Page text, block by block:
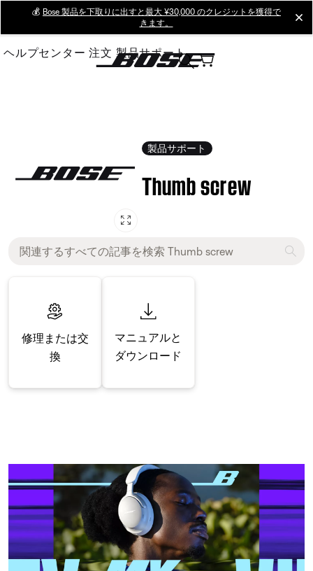
Main
💰 Bose 製品を下取りに出すと最大 ¥30,000 のクレジットを獲得で
きます。
ヘルプセンター 注文 製品サポート
製品サポート
Thumb screw
修理または交
換
マニュアルと
ダウンロード